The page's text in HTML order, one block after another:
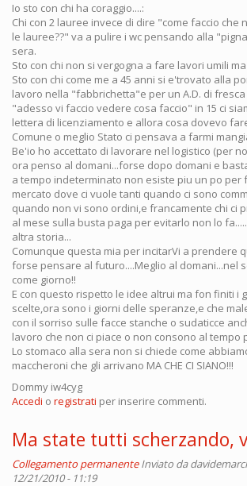
Io sto con chi ha coraggio....:
Chi con 2 lauree invece di dire "come faccio che
le lauree??" va a pulire i wc pensando alla
sera.
Sto con chi non si vergogna a fare lavori umili ma
Sto con chi come me a 45 anni si e'trovato alla
lavoro nella "fabbrichetta"e per un A.D. di
"adesso vi faccio vedere cosa faccio" in 15 ci
lettera di licenziamento e allora cosa dovevo
Comune o meglio Stato ci pensava a farmi
Be'io ho accettato di lavorare nel logistico (per
ora penso al domani...forse dopo domani e
a tempo indeterminato non esiste piu un po per
mercato dove ci vuole tanti quando ci sono
quando non vi sono ordini,e francamente chi ci
al mese sulla busta paga per evitarlo non lo
altra storia...
Comunque questa mia per incitarVi a prendere
forse pensare al futuro....Meglio al domani...nel
come giorno!!
E con questo rispetto le idee altrui ma fon finiti i
scelte,ora sono i giorni delle speranze,e che
con il sorriso sulle facce stanche o sudaticce
lavoro che non ci piace o non consono al tempo
Lo stomaco alla sera non si chiede come
maccheroni che gli arrivano MA CHE CI SIANO!!!
Dommy iw4cyg
Accedi o registrati per inserire commenti.
Ma state tutti scherzando,
Collegamento permanente Inviato da
12/21/2010 - 11:19